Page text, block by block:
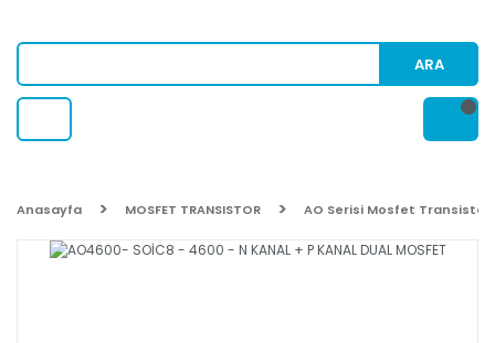
ARA
Anasayfa MOSFET TRANSISTOR AO Serisi Mosfet Transistor